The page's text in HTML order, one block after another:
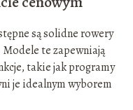
są solidne rowery
te zapewniają
takie jak programy
je idealnym wyborem